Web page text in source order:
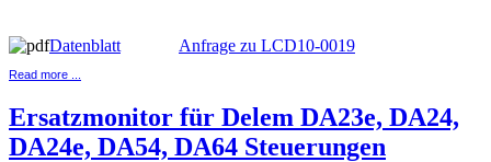
Datenblatt Anfrage zu LCD10-0019
Read more ...
Ersatzmonitor für Delem DA23e, DA24,
DA24e, DA54, DA64 Steuerungen